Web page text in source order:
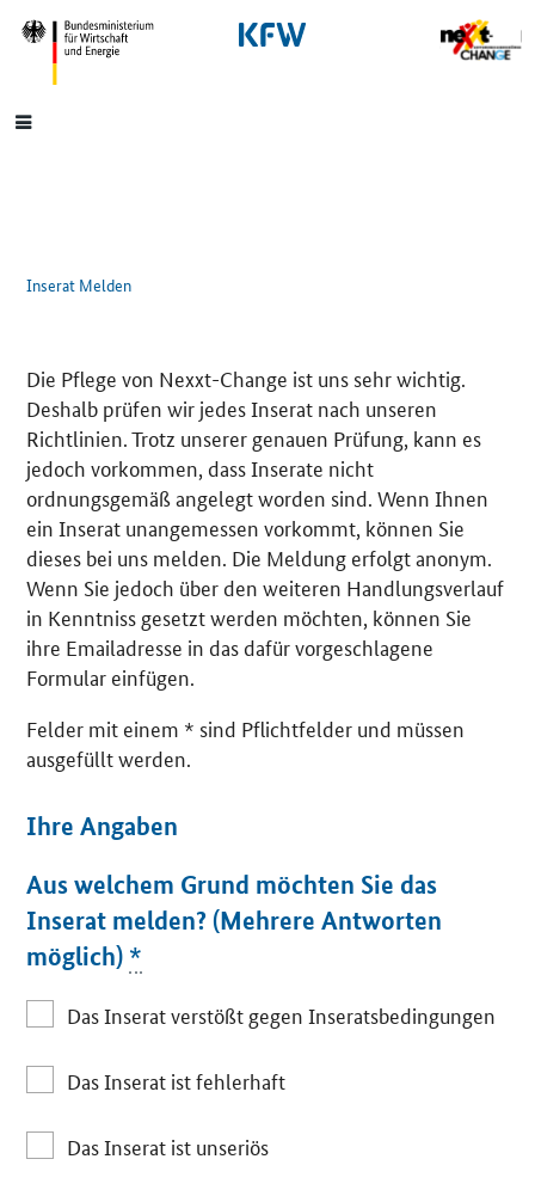
SrOnlyNavigation
Hauptmenü
Inserat Melden
Die Pflege von Nexxt-Change ist uns sehr wichtig.
Deshalb prüfen wir jedes Inserat nach unseren
Richtlinien. Trotz unserer genauen Prüfung, kann es
jedoch vorkommen, dass Inserate nicht
ordnungsgemäß angelegt worden sind. Wenn Ihnen
ein Inserat unangemessen vorkommt, können Sie
dieses bei uns melden. Die Meldung erfolgt anonym.
Wenn Sie jedoch über den weiteren Handlungsverlauf
in Kenntniss gesetzt werden möchten, können Sie
ihre Emailadresse in das dafür vorgeschlagene
Formular einfügen.
Felder mit einem * sind Pflichtfelder und müssen
ausgefüllt werden.
Ihre Angaben
Aus welchem Grund möchten Sie das
Inserat melden? (Mehrere Antworten
möglich) *
Das Inserat verstößt gegen Inseratsbedingungen
Das Inserat ist fehlerhaft
Das Inserat ist unseriös